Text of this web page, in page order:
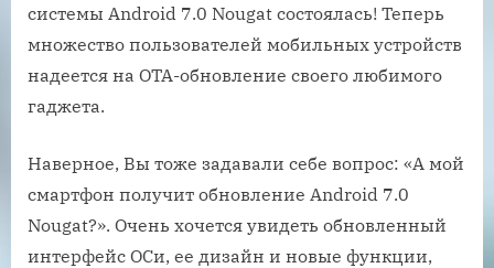
системы Android 7.0 Nougat состоялась! Теперь
множество пользователей мобильных устройств
надеется на ОТА-обновление своего любимого
гаджета.
Наверное, Вы тоже задавали себе вопрос: «А мой
смартфон получит обновление Android 7.0
Nougat?». Очень хочется увидеть обновленный
интерфейс ОСи, ее дизайн и новые функции,